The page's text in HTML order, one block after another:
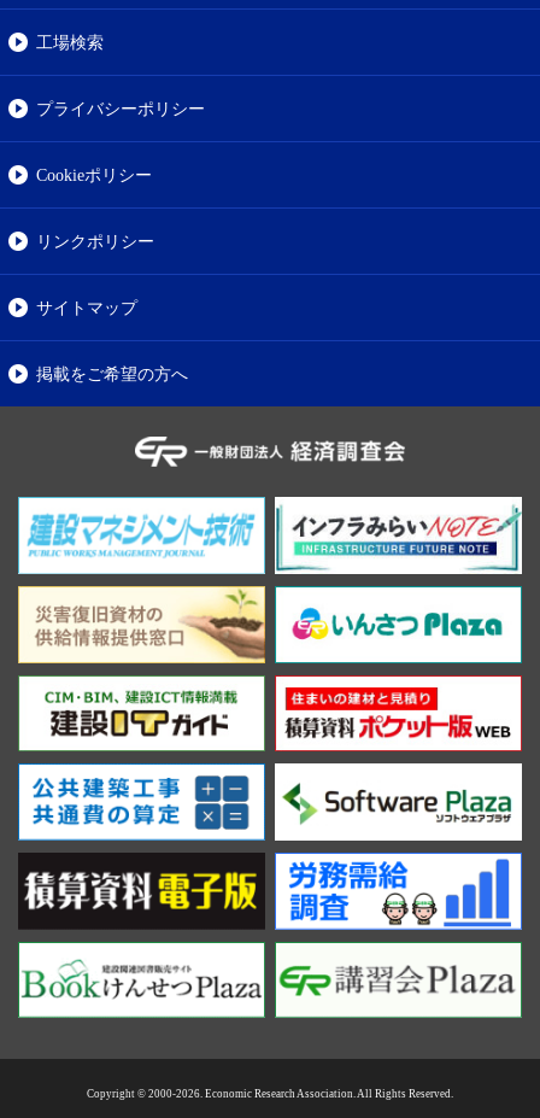
工場検索
プライバシーポリシー
Cookieポリシー
リンクポリシー
サイトマップ
掲載をご希望の方へ
Copyright © 2000-2026. Economic Research Association. All Rights Reserved.